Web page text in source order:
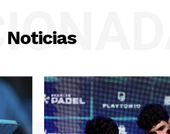
Noticias